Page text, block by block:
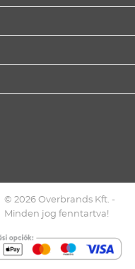
© 2026 Overbrands Kft. -
Minden jog fenntartva!